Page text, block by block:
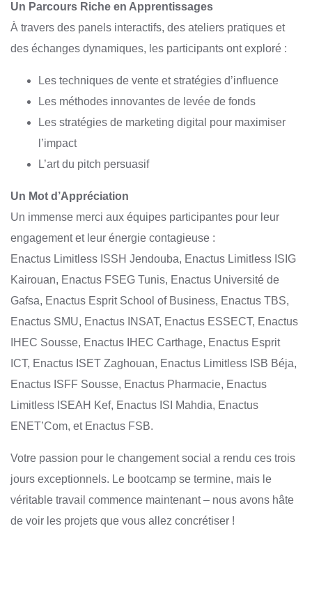
Un Parcours Riche en Apprentissages
À travers des panels interactifs, des ateliers pratiques et
des échanges dynamiques, les participants ont exploré :
Les techniques de vente et stratégies d’influence
Les méthodes innovantes de levée de fonds
Les stratégies de marketing digital pour maximiser
l’impact
L’art du pitch persuasif
Un Mot d’Appréciation
Un immense merci aux équipes participantes pour leur
engagement et leur énergie contagieuse :
Enactus Limitless ISSH Jendouba, Enactus Limitless ISIG
Kairouan, Enactus FSEG Tunis, Enactus Université de
Gafsa, Enactus Esprit School of Business, Enactus TBS,
Enactus SMU, Enactus INSAT, Enactus ESSECT, Enactus
IHEC Sousse, Enactus IHEC Carthage, Enactus Esprit
ICT, Enactus ISET Zaghouan, Enactus Limitless ISB Béja,
Enactus ISFF Sousse, Enactus Pharmacie, Enactus
Limitless ISEAH Kef, Enactus ISI Mahdia, Enactus
ENET’Com, et Enactus FSB.
Votre passion pour le changement social a rendu ces trois
jours exceptionnels. Le bootcamp se termine, mais le
véritable travail commence maintenant – nous avons hâte
de voir les projets que vous allez concrétiser !